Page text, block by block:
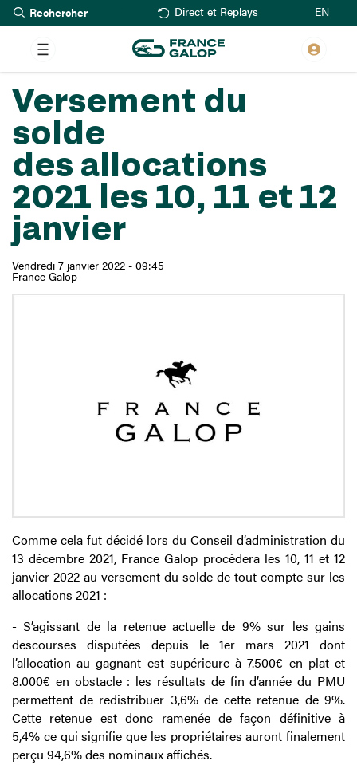
Aller
au
contenu
principal
Rechercher Direct et Replays EN
Versement du
solde
des allocations
2021 les 10, 11 et 12
janvier
Vendredi 7 janvier 2022 - 09:45
France Galop
Comme cela fut décidé lors du Conseil d’administration du
13 décembre 2021, France Galop procèdera les 10, 11 et 12
janvier 2022 au versement du solde de tout compte sur les
allocations 2021 :
- S’agissant de la retenue actuelle de 9% sur les gains
descourses disputées depuis le 1er mars 2021 dont
l’allocation au gagnant est supérieure à 7.500€ en plat et
8.000€ en obstacle : les résultats de fin d’année du PMU
permettent de redistribuer 3,6% de cette retenue de 9%.
Cette retenue est donc ramenée de façon définitive à
5,4% ce qui signifie que les propriétaires auront finalement
perçu 94,6% des nominaux affichés.